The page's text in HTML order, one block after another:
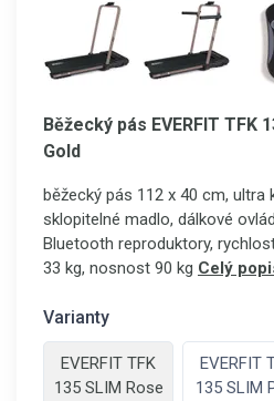
Běžecký pás EVERFIT TFK
Gold
běžecký pás 112 x 40 cm, ultra
sklopitelné madlo, dálkové
Bluetooth reproduktory,
33 kg, nosnost 90 kg Celý
Varianty
EVERFIT TFK
135 SLIM Rose
EVERFIT
135 SLIM